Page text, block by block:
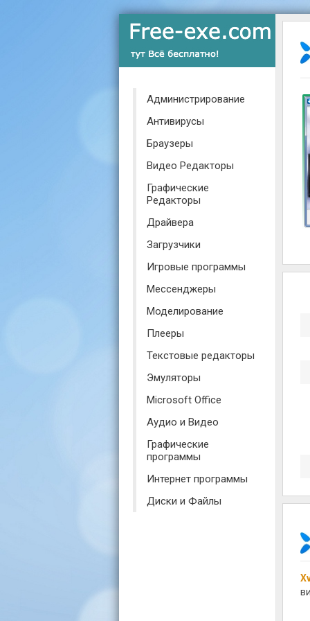
Администрирование
Антивирусы
Браузеры
Видео Редакторы
Графические
Редакторы
Драйвера
Загрузчики
Игровые программы
Мессенджеры
Моделирование
Плееры
Текстовые редакторы
Эмуляторы
Microsoft Office
Аудио и Видео
Графические
программы
Интернет программы
Диски и Файлы